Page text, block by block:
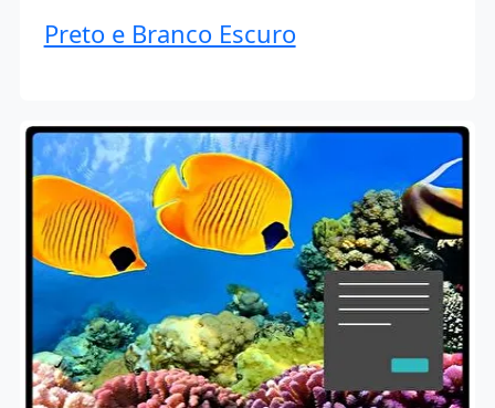
Preto e Branco Escuro